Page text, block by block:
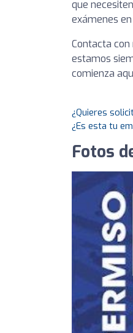
que
exámenes
Contacta
estamos
comienza
¿Quieres
¿Es esta tu
Fotos